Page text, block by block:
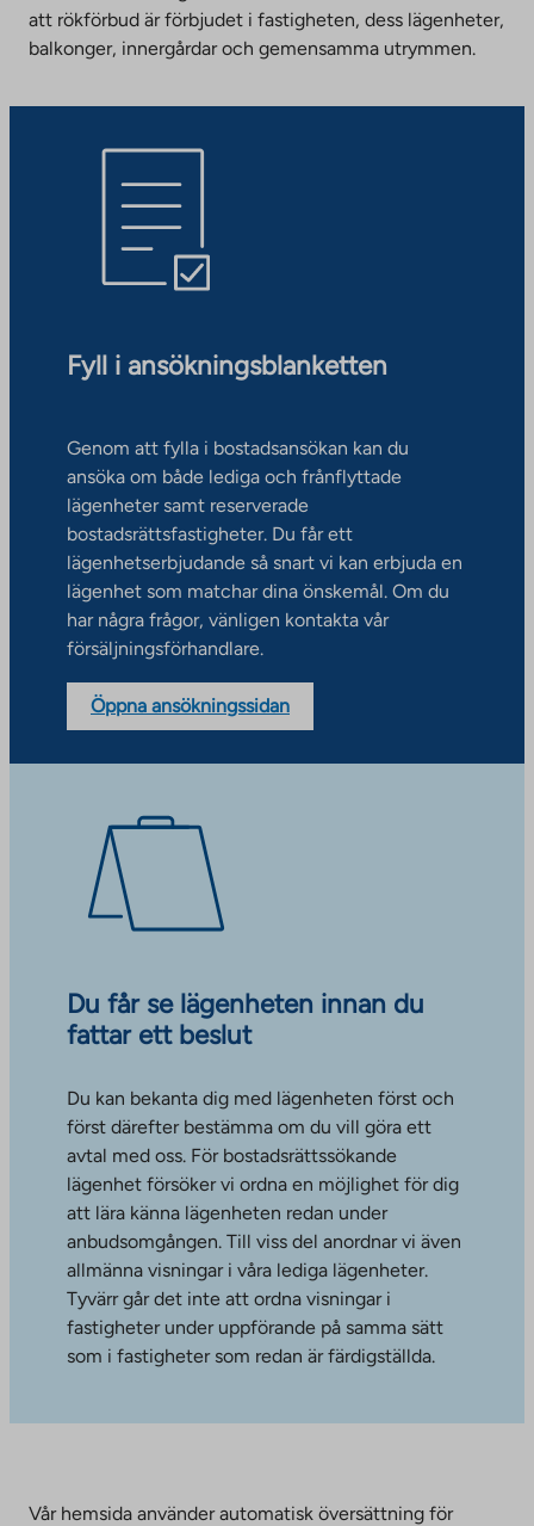
att rökförbud är förbjudet i fastigheten, dess lägenheter,
balkonger, innergårdar och gemensamma utrymmen.
Fyll i ansökningsblanketten
Genom att fylla i bostadsansökan kan du
ansöka om både lediga och frånflyttade
lägenheter samt reserverade
bostadsrättsfastigheter. Du får ett
lägenhetserbjudande så snart vi kan erbjuda en
lägenhet som matchar dina önskemål. Om du
har några frågor, vänligen kontakta vår
försäljningsförhandlare.
Öppna ansökningssidan
Du får se lägenheten innan du
fattar ett beslut
Du kan bekanta dig med lägenheten först och
först därefter bestämma om du vill göra ett
avtal med oss. För bostadsrättssökande
lägenhet försöker vi ordna en möjlighet för dig
att lära känna lägenheten redan under
anbudsomgången. Till viss del anordnar vi även
allmänna visningar i våra lediga lägenheter.
Tyvärr går det inte att ordna visningar i
fastigheter under uppförande på samma sätt
som i fastigheter som redan är färdigställda.
Vår hemsida använder automatisk översättning för